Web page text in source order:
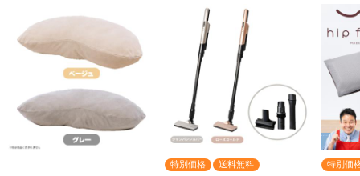
特別価格 送料無料 特別価